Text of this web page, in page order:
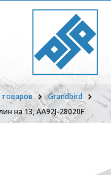
товаров
Grandbird
на 13, AA92J-28020F